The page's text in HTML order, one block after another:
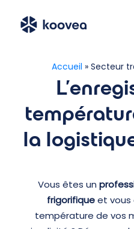
Accueil »Secteur
la
Vous êtes un
frigorifiqueet vous
température de vos